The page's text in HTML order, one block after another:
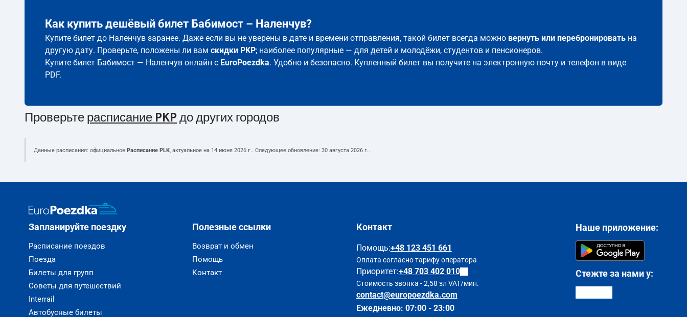
Как купить дешёвый билет Бабимост – Наленчув?
Купите билет до Наленчув заранее. Даже если вы не уверены в дате и времени отправления, такой билет всегда можно вернуть или перебронировать на
другую дату. Проверьте, положены ли вам скидки PKP; наиболее популярные — для детей и молодёжи, студентов и пенсионеров.
Купите билет Бабимост — Наленчув онлайн с EuroPoezdka. Удобно и безопасно. Купленный билет вы получите на электронную почту и телефон в виде
PDF.
Проверьте расписание PKP до других городов
Данные расписания: официальное Расписание PLK, актуальное на 14 июня 2026 г.. Следующее обновление: 30 августа 2026 г..
Запланируйте поездку
Расписание поездов
Поезда
Билеты для групп
Советы для путешествий
Interrail
Автобусные билеты
Полезные ссылки
Возврат и обмен
Помощь
Контакт
Контакт
Помощь:+48 123 451 661
Оплата согласно тарифу оператора
Приоритет:+48 703 402 010
Стоимость звонка - 2,58 зл VAT/мин.
contact@europoezdka.com
Ежедневно: 07:00 - 23:00
Наше приложение:
Стежте за нами у: